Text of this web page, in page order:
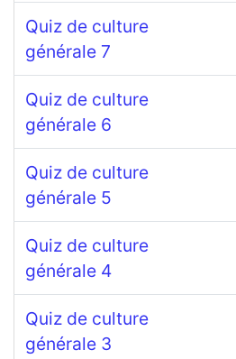
Quiz de culture
générale 7
Quiz de culture
générale 6
Quiz de culture
générale 5
Quiz de culture
générale 4
Quiz de culture
générale 3